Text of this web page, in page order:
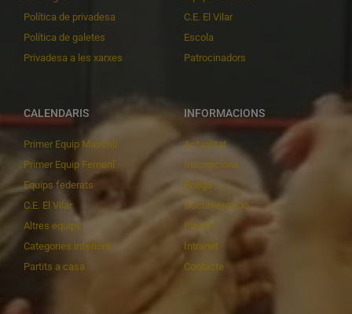
Política de privadesa
Política de galetes
Privadesa a les xarxes
C.E. El Vilar
Escola
Patrocinadors
CALENDARIS
Primer Equip Masculí
Primer Equip Femení
Equips federats
C.E. El Vilar
Altres equips
Categories inferiors
Partits a casa
INFORMACIONS
Actualitat
Inscripcions
Botiga
Documentació
Playoff
Intranet
Contacte